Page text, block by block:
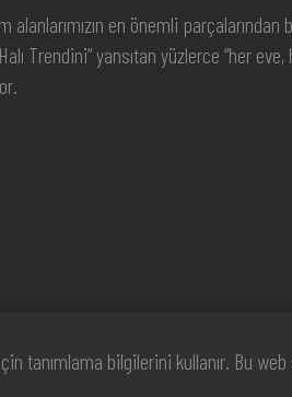
en önemli parçalarından
Trendini” yansıtan yüzlerce “her eve,
Saklıdır
tanımlama bilgilerini kullanır. Bu